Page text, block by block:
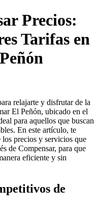
Precios:
Tarifas en
relajarte y disfrutar de la
El Peñón, ubicado en el
para aquellos que buscan
En este artículo, te
precios y servicios que
de Compensar, para que
eficiente y sin
de